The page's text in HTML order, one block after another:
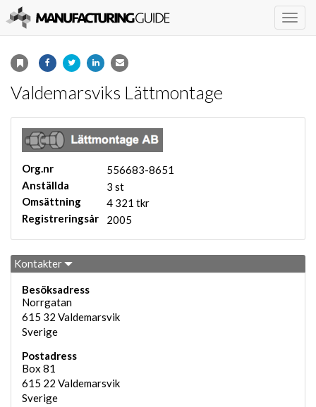
Valdemarsviks Lättmontage
Org.nr
556683-8651
Anställda
3 st
Omsättning
4 321 tkr
Registreringsår
2005
Kontakter
Besöksadress
Norrgatan
615 32 Valdemarsvik
Sverige
Postadress
Box 81
615 22 Valdemarsvik
Sverige